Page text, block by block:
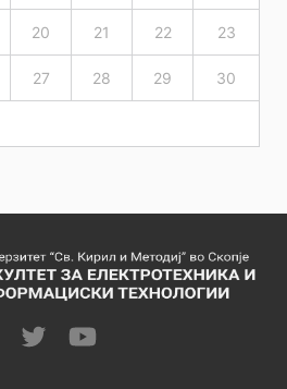
20 21 22 23
27 28 29 30